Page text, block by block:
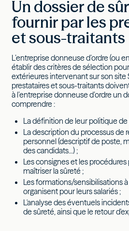
Un dossier de
fournir par les
et sous-traitants
L’entreprise donneuse d’ordre (ou
établir des critères de sélection
extérieures intervenant sur son site
prestataires et sous-traitants
à l’entreprise donneuse d’ordre un
comprendre :
La définition de leur politique de
La description du processus de
personnel (descriptif de poste,
des candidats...) ;
Les consignes et les
maîtriser la sûreté ;
Les formations/sensibilisations
organisent pour leurs salariés ;
L'analyse des éventuels
de sûreté, ainsi que le retour